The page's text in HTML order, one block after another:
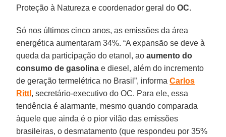
Proteção à Natureza e coordenador geral doOC.
Só nos últimos cinco anos, as emissões da área
energética aumentaram 34%. “A expansão se deve à
queda da participação do etanol, aoaumento do
consumo de gasolina e diesel, além do incremento
de geração termelétrica no Brasil”, informaCarlos
Rittl , secretário-executivo do OC. Para ele, essa
tendência é alarmante, mesmo quando comparada
àquele que ainda é o pior vilão das emissões
brasileiras, o desmatamento (que respondeu por 35%